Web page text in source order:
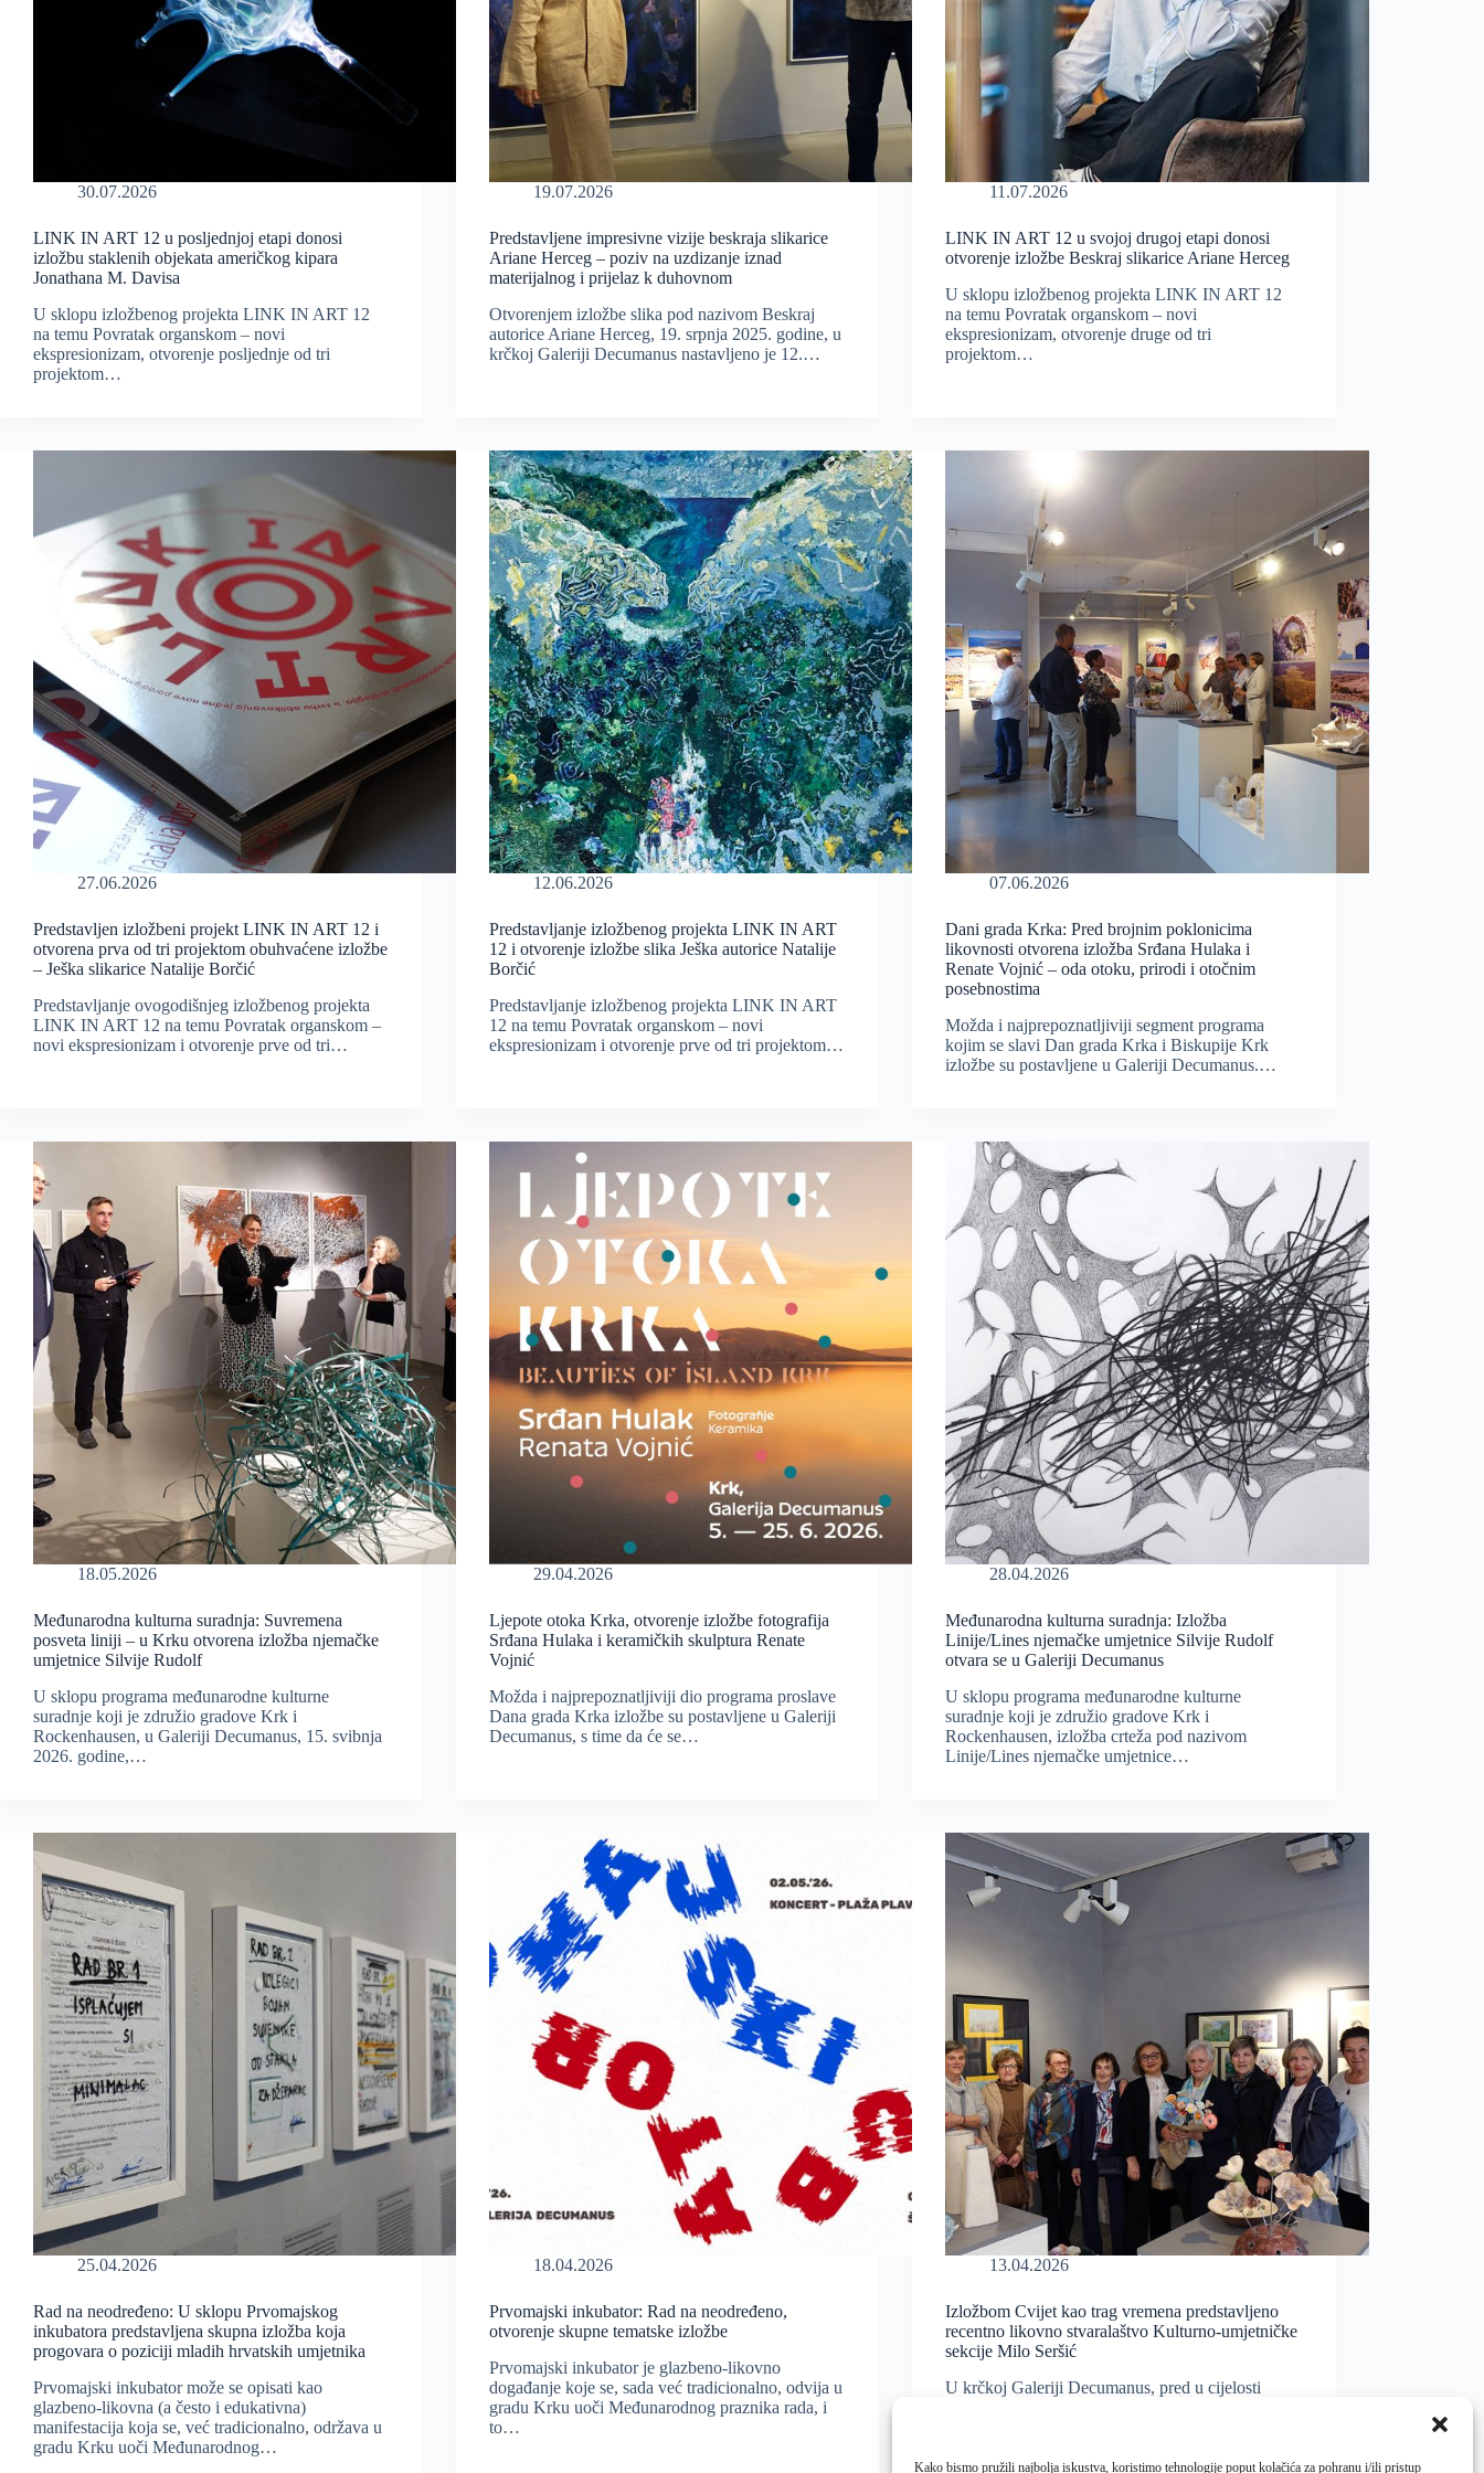
Kako bismo pružili najbolja iskustva, koristimo tehnologije poput kolačića za pohranu i/ili pristup
30.07.2026
LINK IN ART 12 u posljednjoj etapi donosi
izložbu staklenih objekata američkog kipara
Jonathana M. Davisa
U sklopu izložbenog projekta LINK IN ART 12
na temu Povratak organskom – novi
ekspresionizam, otvorenje posljednje od tri
projektom…
19.07.2026
Predstavljene impresivne vizije beskraja slikarice
Ariane Herceg – poziv na uzdizanje iznad
materijalnog i prijelaz k duhovnom
Otvorenjem izložbe slika pod nazivom Beskraj
autorice Ariane Herceg, 19. srpnja 2025. godine, u
krčkoj Galeriji Decumanus nastavljeno je 12.…
11.07.2026
LINK IN ART 12 u svojoj drugoj etapi donosi
otvorenje izložbe Beskraj slikarice Ariane Herceg
U sklopu izložbenog projekta LINK IN ART 12
na temu Povratak organskom – novi
ekspresionizam, otvorenje druge od tri
projektom…
27.06.2026
Predstavljen izložbeni projekt LINK IN ART 12 i
otvorena prva od tri projektom obuhvaćene izložbe
– Ješka slikarice Natalije Borčić
Predstavljanje ovogodišnjeg izložbenog projekta
LINK IN ART 12 na temu Povratak organskom –
novi ekspresionizam i otvorenje prve od tri…
12.06.2026
Predstavljanje izložbenog projekta LINK IN ART
12 i otvorenje izložbe slika Ješka autorice Natalije
Borčić
Predstavljanje izložbenog projekta LINK IN ART
12 na temu Povratak organskom – novi
ekspresionizam i otvorenje prve od tri projektom…
07.06.2026
Dani grada Krka: Pred brojnim poklonicima
likovnosti otvorena izložba Srđana Hulaka i
Renate Vojnić – oda otoku, prirodi i otočnim
posebnostima
Možda i najprepoznatljiviji segment programa
kojim se slavi Dan grada Krka i Biskupije Krk
izložbe su postavljene u Galeriji Decumanus.…
18.05.2026
Međunarodna kulturna suradnja: Suvremena
posveta liniji – u Krku otvorena izložba njemačke
umjetnice Silvije Rudolf
U sklopu programa međunarodne kulturne
suradnje koji je združio gradove Krk i
Rockenhausen, u Galeriji Decumanus, 15. svibnja
2026. godine,…
29.04.2026
Ljepote otoka Krka, otvorenje izložbe fotografija
Srđana Hulaka i keramičkih skulptura Renate
Vojnić
Možda i najprepoznatljiviji dio programa proslave
Dana grada Krka izložbe su postavljene u Galeriji
Decumanus, s time da će se…
28.04.2026
Međunarodna kulturna suradnja: Izložba
Linije/Lines njemačke umjetnice Silvije Rudolf
otvara se u Galeriji Decumanus
U sklopu programa međunarodne kulturne
suradnje koji je združio gradove Krk i
Rockenhausen, izložba crteža pod nazivom
Linije/Lines njemačke umjetnice…
25.04.2026
Rad na neodređeno: U sklopu Prvomajskog
inkubatora predstavljena skupna izložba koja
progovara o poziciji mladih hrvatskih umjetnika
Prvomajski inkubator može se opisati kao
glazbeno-likovna (a često i edukativna)
manifestacija koja se, već tradicionalno, održava u
gradu Krku uoči Međunarodnog…
18.04.2026
Prvomajski inkubator: Rad na neodređeno,
otvorenje skupne tematske izložbe
Prvomajski inkubator je glazbeno-likovno
događanje koje se, sada već tradicionalno, odvija u
gradu Krku uoči Međunarodnog praznika rada, i
to…
13.04.2026
Izložbom Cvijet kao trag vremena predstavljeno
recentno likovno stvaralaštvo Kulturno-umjetničke
sekcije Milo Seršić
U krčkoj Galeriji Decumanus, pred u cijelosti